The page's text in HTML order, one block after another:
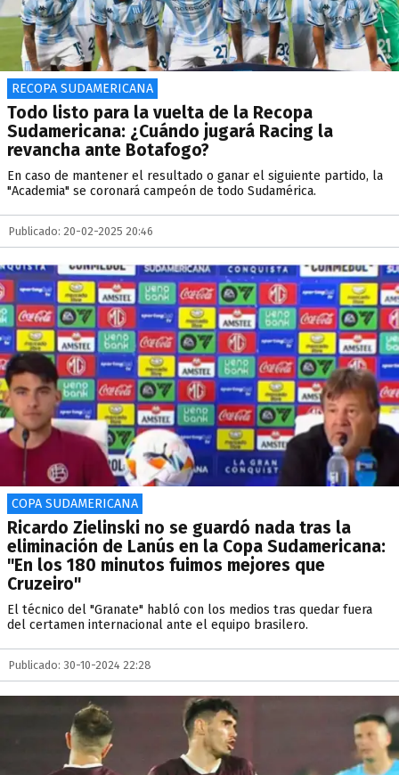
RECOPA SUDAMERICANA
Todo listo para la vuelta de la Recopa
Sudamericana: ¿Cuándo jugará Racing la
revancha ante Botafogo?
En caso de mantener el resultado o ganar el siguiente partido, la
"Academia" se coronará campeón de todo Sudamérica.
Publicado: 20-02-2025 20:46
COPA SUDAMERICANA
Ricardo Zielinski no se guardó nada tras la
eliminación de Lanús en la Copa Sudamericana:
"En los 180 minutos fuimos mejores que
Cruzeiro"
El técnico del "Granate" habló con los medios tras quedar fuera
del certamen internacional ante el equipo brasilero.
Publicado: 30-10-2024 22:28